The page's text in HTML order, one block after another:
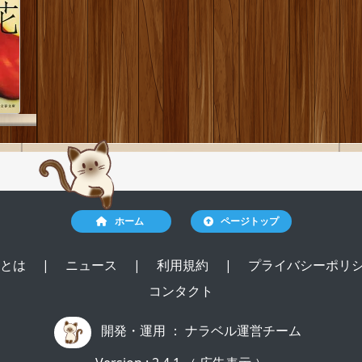
ホーム ページトップ
は | ニュース | 利用規約 |
プライバシーポリ
コンタクト
開発・運用 ： ナラベル運営チーム